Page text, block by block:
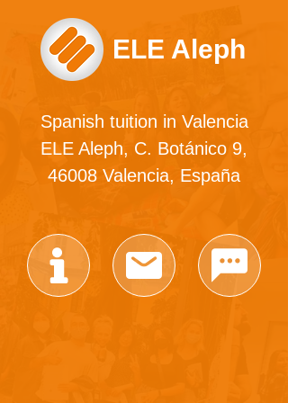
ELE Aleph
Spanish tuition in Valencia
ELE Aleph, C. Botánico 9,
46008 Valencia, España